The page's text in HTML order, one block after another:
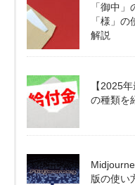
「御中
「様」
解説
【2025
の種類を
版の使い